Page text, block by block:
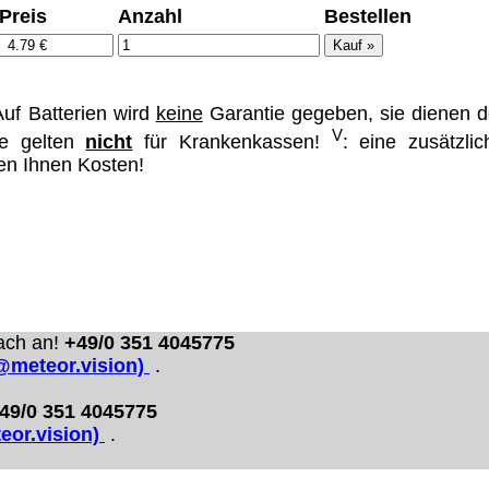
Preis Anzahl
Bestellen
Batterien wird keineGarantie gegeben, sie dienen
gelten nicht für Krankenkassen! V: eine
Ihnen Kosten!
an! +49/0 351 4045775
.
0 351 4045775
.
und
man durch
verhindert
allen Inhalten,
alle auf
unter